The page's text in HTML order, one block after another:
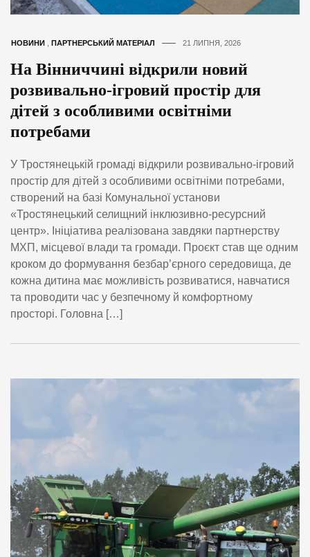
НОВИНИ ПАРТНЕРСЬКИЙ МАТЕРІАЛ 21 ЛИПНЯ, 2026
На Вінниччині відкрили новий
розвивально-ігровий простір для
дітей з особливими освітніми
потребами
У Тростянецькій громаді відкрили розвивально-ігровий
простір для дітей з особливими освітніми потребами,
створений на базі Комунальної установи
«Тростянецький селищний інклюзивно-ресурсний
центр». Ініціатива реалізована завдяки партнерству
МХП, місцевої влади та громади. Проєкт став ще одним
кроком до формування безбар’єрного середовища, де
кожна дитина має можливість розвиватися, навчатися
та проводити час у безпечному й комфортному
просторі. Головна […]